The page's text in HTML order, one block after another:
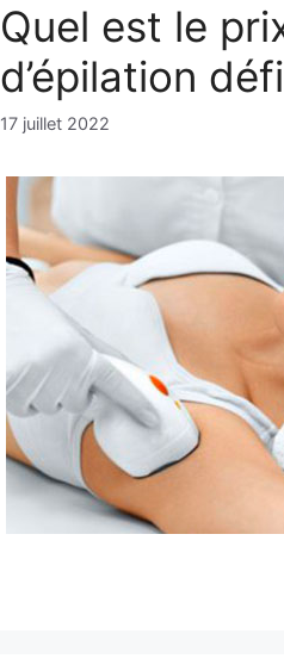
Quel est le
d’épilation
17 juillet 2022